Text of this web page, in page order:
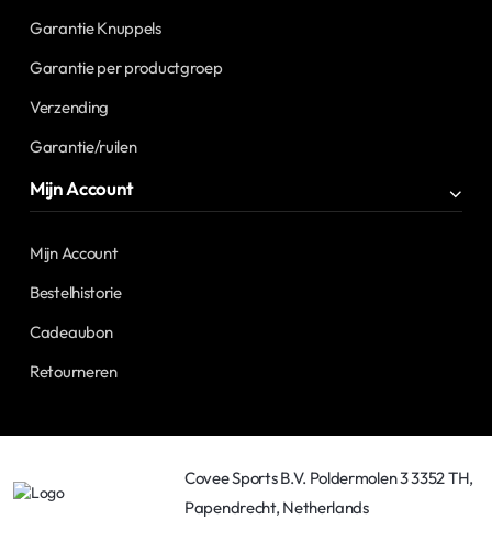
Garantie Knuppels
Garantie per productgroep
Verzending
Garantie/ruilen
Mijn Account
Mijn Account
Bestelhistorie
Cadeaubon
Retourneren
Covee Sports B.V. Poldermolen 3 3352 TH,
Papendrecht, Netherlands